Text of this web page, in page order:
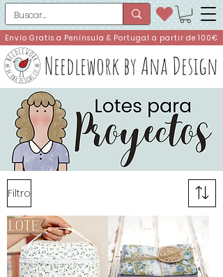
Needlework by Ana Design
Envío Gratis a Península & Portugal a partir de 100€
Filtro